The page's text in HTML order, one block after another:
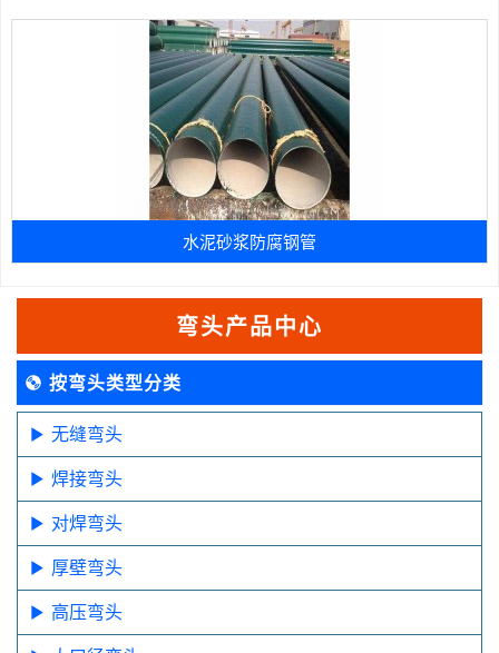
水泥砂浆防腐钢管
弯头产品中心
按弯头类型分类
无缝弯头
焊接弯头
对焊弯头
厚壁弯头
高压弯头